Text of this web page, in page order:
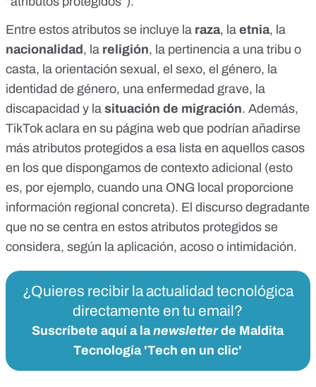
Entre estos atributos se incluye la raza, la etnia, la
nacionalidad , la religión, la pertinencia a una tribu o
casta, la orientación sexual, el sexo, el género, la
identidad de género, una enfermedad grave, la
discapacidad y la situación de migración. Además,
TikTok aclara en su página web que podrían añadirse
más atributos protegidos a esa lista en aquellos casos
en los que dispongamos de contexto adicional (esto
es, por ejemplo, cuando una ONG local proporcione
información regional concreta). El discurso degradante
que no se centra en estos atributos protegidos se
considera, según la aplicación, acoso o intimidación.
¿Quieres recibir la actualidad tecnológica
directamente en tu email?
Suscríbete aquí a lanewsletterde Maldita
Tecnología 'Tech en un clic'